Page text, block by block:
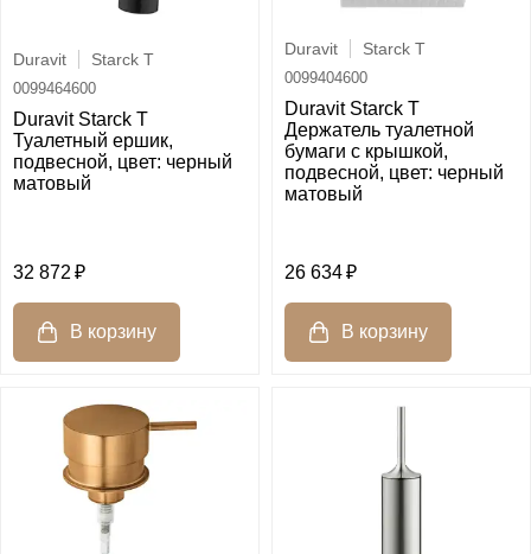
Duravit Starck T
0099464600
Duravit Starck T
Туалетный ершик,
подвесной, цвет: черный
матовый
32 872
Duravit Starck T
0099404600
Duravit Starck T
Держатель туалетной
бумаги с крышкой,
подвесной, цвет: черный
матовый
26 634